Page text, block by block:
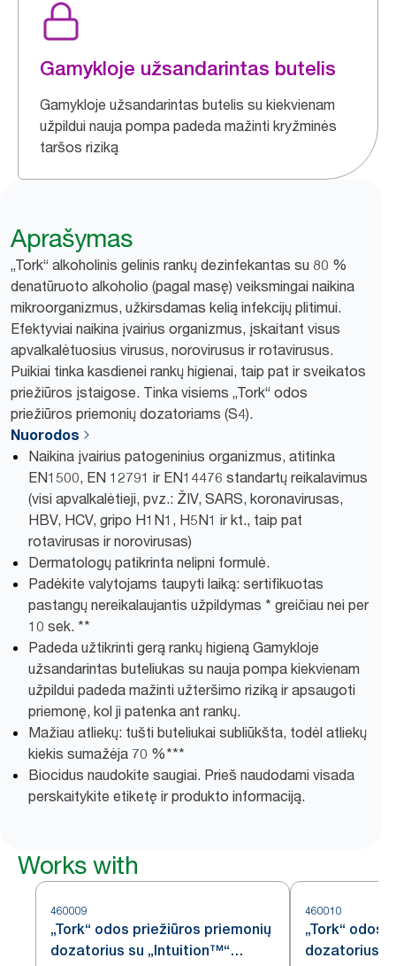
Gamykloje užsandarintas butelis
Gamykloje užsandarintas butelis su kiekvienam
užpildui nauja pompa padeda mažinti kryžminės
taršos riziką
Aprašymas
„Tork“ alkoholinis gelinis rankų dezinfekantas su 80 %
denatūruoto alkoholio (pagal masę) veiksmingai naikina
mikroorganizmus, užkirsdamas kelią infekcijų plitimui.
Efektyviai naikina įvairius organizmus, įskaitant visus
apvalkalėtuosius virusus, norovirusus ir rotavirusus.
Puikiai tinka kasdienei rankų higienai, taip pat ir sveikatos
priežiūros įstaigose. Tinka visiems „Tork“ odos
priežiūros priemonių dozatoriams (S4).
Nuorodos
Naikina įvairius patogeninius organizmus, atitinka
EN1500, EN 12791 ir EN14476 standartų reikalavimus
(visi apvalkalėtieji, pvz.: ŽIV, SARS, koronavirusas,
HBV, HCV, gripo H1N1, H5N1 ir kt., taip pat
rotavirusas ir norovirusas)
Dermatologų patikrinta nelipni formulė.
Padėkite valytojams taupyti laiką: sertifikuotas
pastangų nereikalaujantis užpildymas * greičiau nei per
10 sek. **
Padeda užtikrinti gerą rankų higieną Gamykloje
užsandarintas buteliukas su nauja pompa kiekvienam
užpildui padeda mažinti užteršimo riziką ir apsaugoti
priemonę, kol ji patenka ant rankų.
Mažiau atliekų: tušti buteliukai subliūkšta, todėl atliekų
kiekis sumažėja 70 %​***
Biocidus naudokite saugiai. Prieš naudodami visada
perskaitykite etiketę ir produkto informaciją.
Works with
460009
„Tork“ odos priežiūros priemonių
dozatorius su „Intuition™“
460010
„Tork“ odos
dozatorius,